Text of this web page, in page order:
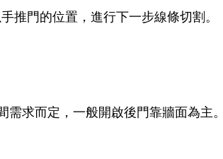
推門的位置，進行下一步線條切割。
求而定，一般開啟後門靠牆面為主。